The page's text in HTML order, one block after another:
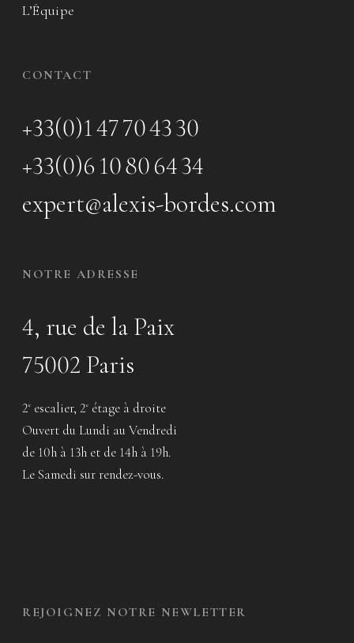
L’Équipe
CONTACT
+33(0)1 47 70 43 30
+33(0)6 10 80 64 34
expert@alexis-bordes.com
NOTRE ADRESSE
4, rue de la Paix
75002 Paris
2e escalier, 2e étage à droite
Ouvert du Lundi au Vendredi
de 10h à 13h et de 14h à 19h.
Le Samedi sur rendez-vous.
REJOIGNEZ NOTRE NEWLETTER